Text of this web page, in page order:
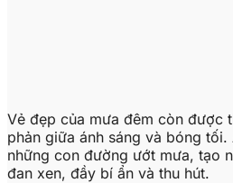
Vẻ đẹp của mưa đêm còn được
phản giữa ánh sáng và bóng tối.
những con đường ướt mưa, tạo
đan xen, đầy bí ẩn và thu hút.